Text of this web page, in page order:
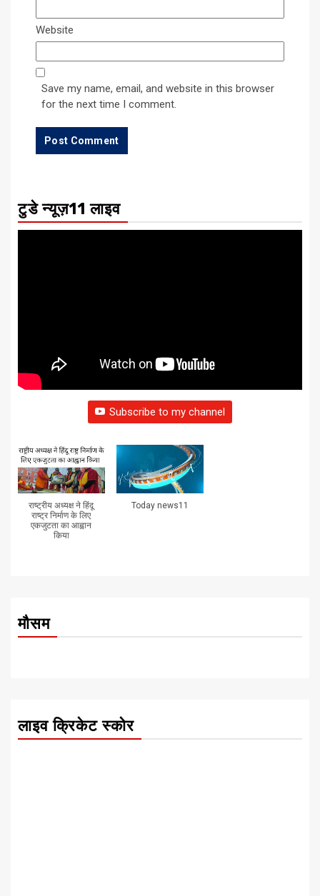
Website
Save my name, email, and website in this browser
for the next time I comment.
टुडे न्यूज़11 लाइव
Subscribe to my channel
राष्ट्रीय अध्यक्ष ने हिंदू
राष्ट्र निर्माण के लिए
एकजुटता का आह्वान
किया
Today news11
मौसम
लाइव क्रिकेट स्कोर